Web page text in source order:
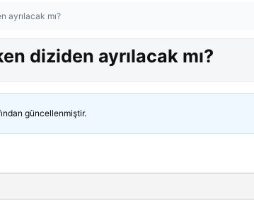
ayrılacak mı?
diziden ayrılacak mı?
güncellenmiştir.